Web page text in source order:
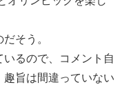
そう。
いるので、コメント自
旨は間違っていない